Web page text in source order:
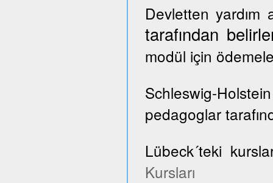
Devletten
tarafından
modül için
Schleswig-
pedagoglar
Lübeck´teki
Kursları